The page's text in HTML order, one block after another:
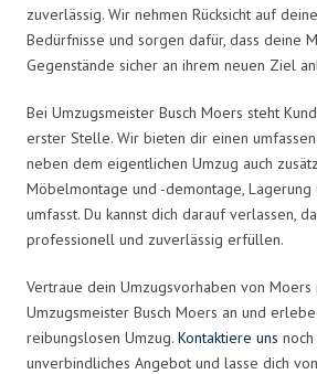
zuverlässig. Wir nehmen Rücksicht auf
Bedürfnisse und sorgen dafür, dass deine
Gegenstände sicher an ihrem neuen Ziel
Bei Umzugsmeister Busch Moers steht
erster Stelle. Wir bieten dir einen
neben dem eigentlichen Umzug auch
Möbelmontage und -demontage, Lagerung
umfasst. Du kannst dich darauf verlassen,
professionell und zuverlässig erfüllen.
Vertraue dein Umzugsvorhaben von Moers
Umzugsmeister Busch Moers an und
reibungslosen Umzug. Kontaktiere uns
unverbindliches Angebot und lasse dich